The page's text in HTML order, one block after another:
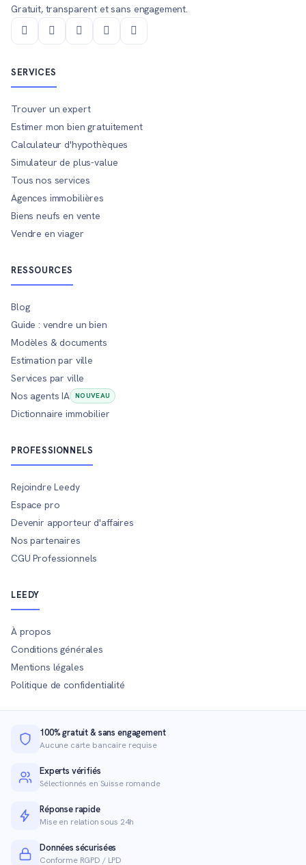
Gratuit, transparent et sans engagement.
SERVICES
Trouver un expert
Estimer mon bien gratuitement
Calculateur d'hypothèques
Simulateur de plus-value
Tous nos services
Agences immobilières
Biens neufs en vente
Vendre en viager
RESSOURCES
Blog
Guide : vendre un bien
Modèles & documents
Estimation par ville
Services par ville
Nos agents IA
NOUVEAU
Dictionnaire immobilier
PROFESSIONNELS
Rejoindre Leedy
Espace pro
Devenir apporteur d'affaires
Nos partenaires
CGU Professionnels
LEEDY
À propos
Conditions générales
Mentions légales
Politique de confidentialité
100% gratuit & sans engagement
Aucune carte bancaire requise
Experts vérifiés
Sélectionnés en Suisse romande
Réponse rapide
Mise en relation sous 24h
Données sécurisées
Conforme RGPD / LPD